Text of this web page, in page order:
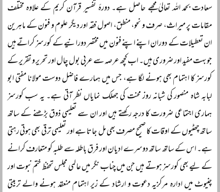
سعادت بحمد اللہ تعالیٰ مجھے حاصل ہے۔ دورۂ تفسیر قرآن کریم کے علاوہ مختلف
مقامات پر میراث، صرف و نحو، منطق، اصول فقہ اور دیگر علوم و فنون کے ماہرین
ان تعطیلات کے دوران اپنے اپنے فنون میں مختصر دورانیے کے کورسز کراتے ہیں
جو بہت مفید اور ضروری ہیں۔ اب کچھ عرصہ سے عربی بول چال اور تحریر و تقریر کے
کورسز کا اہتمام بھی ہونے لگا ہے، جس میں ہمارے فاضل دوست مولانا مفتی ابو
لبابہ شاہ منصور کی شبانہ روز محنت کی جھلک نمایاں نظر آتی ہے۔ یہ سب کورسز
ہماری اجتماعی ضرورت کا درجہ رکھتے ہیں اور ان سے تعلیمی ذوق بڑھنے کے ساتھ
ساتھ چھٹیوں کے اوقات کا صحیح مصرف بھی مل جاتا ہے اور تعلیمی ترقی بھی ہوتی رہتی
ہے۔ اس کے ساتھ ساتھ دوسرے ادیان اور فرق باطلہ سے طلبہ کو متعارف کرانے
کے لیے بھی کورسز ہوتے ہیں جن میں چناب نگر میں عالمی مجلس تحفظ ختم نبوت اور
چنیوٹ میں ادارہ مرکزیہ دعوت و ارشاد کے زیر اہتمام منعقد ہونے والے تربیتی